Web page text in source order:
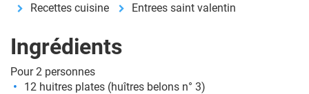
Recettes cuisine Entrees saint valentin
Ingrédients
Pour 2 personnes
12 huitres plates (huîtres belons n° 3)